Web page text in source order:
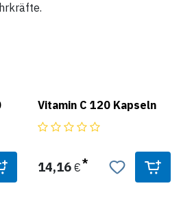
Vitamin C 120 Kapseln
14,16€